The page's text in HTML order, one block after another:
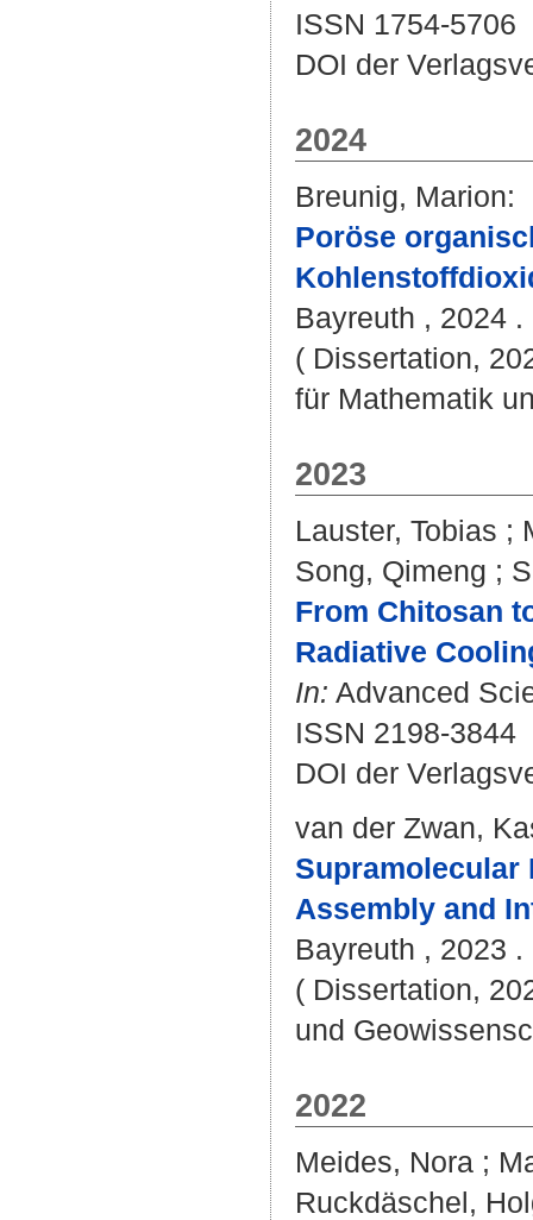
ISSN 1754-5706
DOI der
2024
Breunig, Marion:
Poröse
Bayreuth , 2024 .
( Dissertation,
für Mathematik
2023
Lauster, Tobias ;
Song, Qimeng ;
From Chitosan
Radiative
In: Advanced
ISSN 2198-3844
DOI der
van der Zwan,
Supramolecular
Assembly and
Bayreuth , 2023
( Dissertation,
und
2022
Meides, Nora ;
Ruckdäschel,